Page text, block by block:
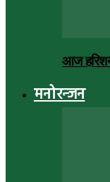
आज
मनोरन्जन